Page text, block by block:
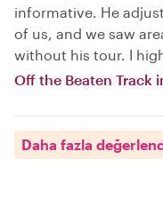
informative. He
of us, and we saw
without his tour. I
Off the Beaten Track
Daha fazla